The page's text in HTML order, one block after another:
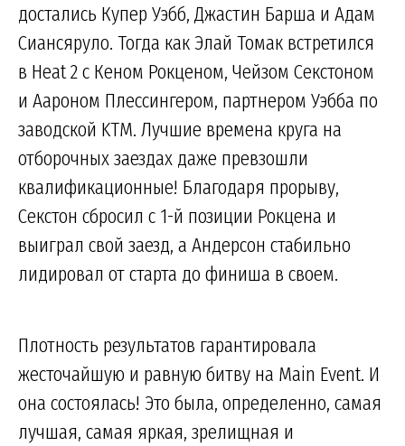
достались Купер Уэбб, Джастин Барша и Адам
Сиансяруло. Тогда как Элай Томак встретился
в Heat 2 с Кеном Рокценом, Чейзом Секстоном
и Аароном Плессингером, партнером Уэбба по
заводской KTM. Лучшие времена круга на
отборочных заездах даже превзошли
квалификационные! Благодаря прорыву,
Секстон сбросил с 1-й позиции Рокцена и
выиграл свой заезд, а Андерсон стабильно
лидировал от старта до финиша в своем.
Плотность результатов гарантировала
жесточайшую и равную битву на Main Event. И
она состоялась! Это была, определенно, самая
лучшая, самая яркая, зрелищная и